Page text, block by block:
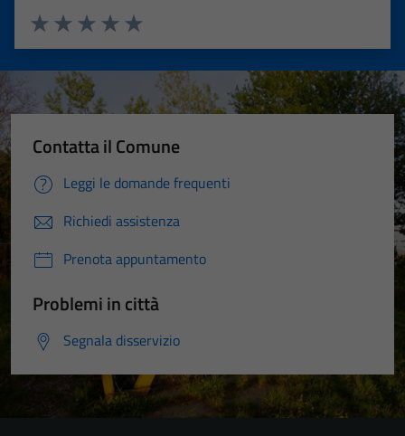
Valuta 5 stelle su 5
Valuta 4 stelle su 5
Valuta 3 stelle su 5
Valuta 2 stelle su 5
Valuta 1 stelle su 5
Contatta il Comune
Leggi le domande frequenti
Richiedi assistenza
Prenota appuntamento
Problemi in città
Segnala disservizio